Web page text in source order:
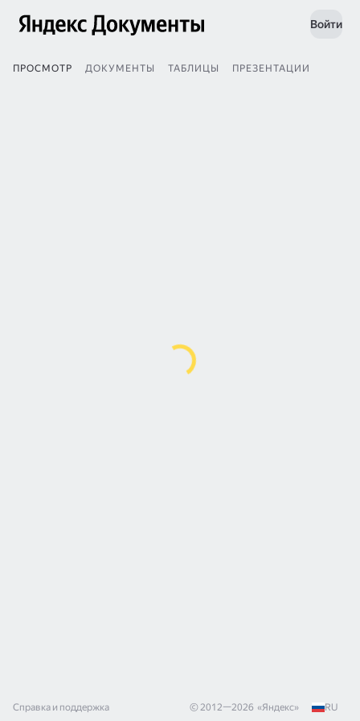
Войти
ПРОСМОТР ДОКУМЕНТЫ ТАБЛИЦЫ ПРЕЗЕНТАЦИИ
Справка и поддержка © 2012—2026 «Яндекс» RU